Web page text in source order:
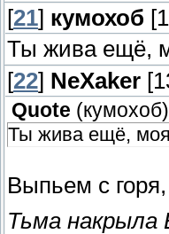
[21] кумохоб
Ты жива ещё,
[22] NeXaker
Quote (кумохоб)
Ты жива ещё,
Выпьем с
Тьма